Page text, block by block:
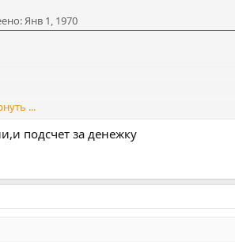
Янв 1, 1970
...
подсчет за денежку